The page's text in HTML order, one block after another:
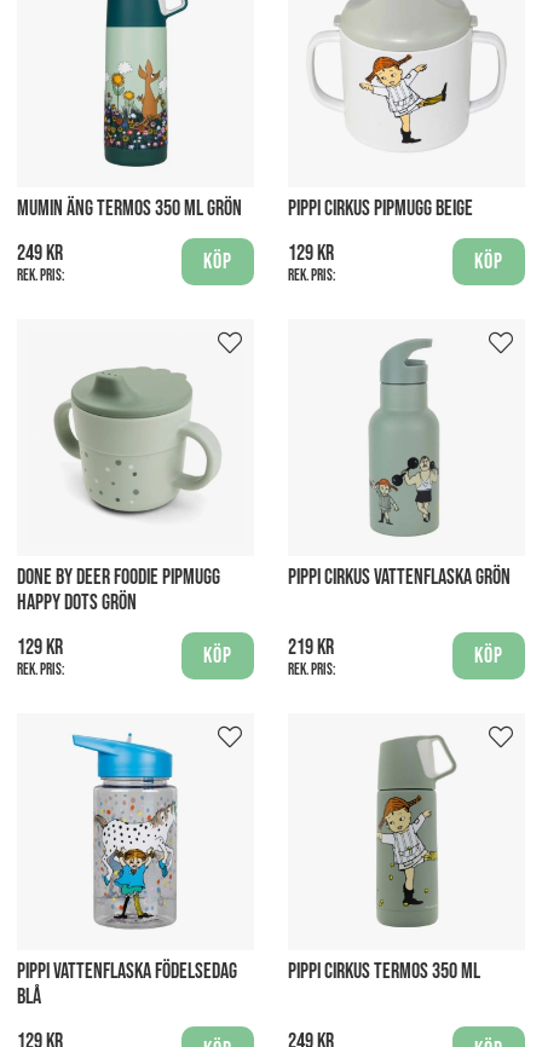
MUMIN ÄNG TERMOS 350 ML GRÖN
249 kr
Rek. pris:
Köp
PIPPI CIRKUS PIPMUGG BEIGE
129 kr
Rek. pris:
Köp
DONE BY DEER FOODIE PIPMUGG
HAPPY DOTS GRÖN
129 kr
Rek. pris:
Köp
PIPPI CIRKUS VATTENFLASKA GRÖN
219 kr
Rek. pris:
Köp
PIPPI VATTENFLASKA FÖDELSEDAG
BLÅ
129 kr
PIPPI CIRKUS TERMOS 350 ML
249 kr